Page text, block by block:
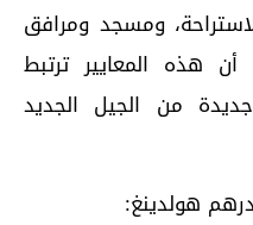
ومسجد ومرافق
هذه المعايير ترتبط
من الجيل الجديد
هولدينغ: